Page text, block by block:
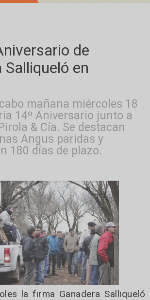
de
Salliqueló en
mañana miércoles 18
14º Aniversario junto a
& Cía. Se destacan
Angus paridas y
180 días de plazo.
la firma Ganadera Salliqueló